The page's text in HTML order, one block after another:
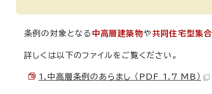
条例の対象となる 中高層建築物や共同住宅型集
詳しくは以下のファイルをご覧ください。
1.中高層条例のあらまし （PDF 1.7 MB）